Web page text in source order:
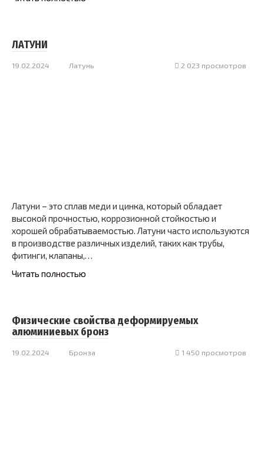
ЛАТУНИ
19.02.2024 Латунь 2 023 просмотров
Латуни – это сплав меди и цинка, который обладает
высокой прочностью, коррозионной стойкостью и
хорошей обрабатываемостью. Латуни часто используются
в производстве различных изделий, таких как трубы,
фитинги, клапаны,…
Читать полностью
Физические свойства деформируемых
алюминиевых бронз
19.02.2024 Бронза 1 450 просмотров